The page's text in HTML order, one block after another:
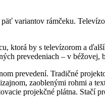
variantov rámčeku.
ktorá by s televízorom a
prevedeniach – v béžovej,
prevedení. Tradičné
zaoblenými rohmi a
projekčné plátna. Stačí